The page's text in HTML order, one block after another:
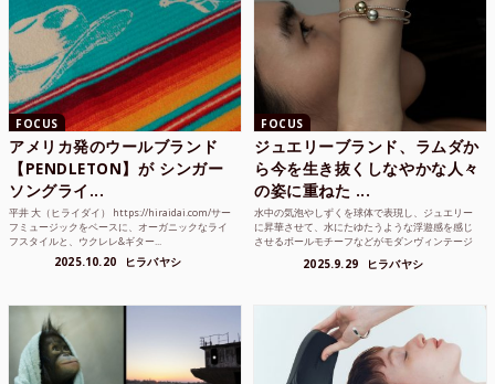
FOCUS
アメリカ発のウールブランド
【PENDLETON】が シンガー
ソングライ...
平井 大（ヒライダイ） https://hiraidai.com/サー
フミュージックをベースに、オーガニックなライ
フスタイルと、ウクレレ&ギター...
2025.10.20 ヒラバヤシ
FOCUS
ジュエリーブランド、ラムダか
ら今を生き抜くしなやかな人々
の姿に重ねた ...
水中の気泡やしずくを球体で表現し、ジュエリー
に昇華させて、水にたゆたうような浮遊感を感じ
させるボールモチーフなどがモダンヴィンテージ
2025.9.29 ヒラバヤシ